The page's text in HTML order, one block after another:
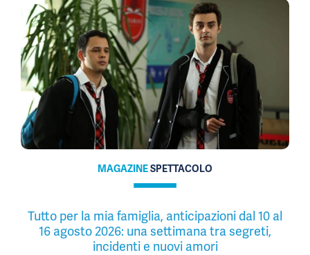
MAGAZINESPETTACOLO
Tutto per la mia famiglia, anticipazioni dal 10 al
16 agosto 2026: una settimana tra segreti,
incidenti e nuovi amori